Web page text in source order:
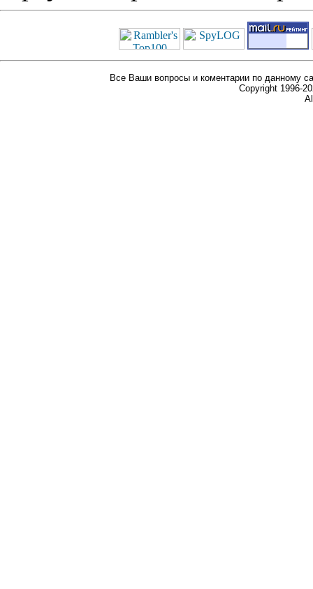
Все Ваши вопросы и коментарии по данному
Copyright 1996-